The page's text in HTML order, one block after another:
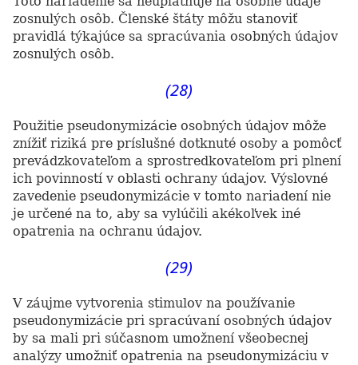
zosnulých osôb. Členské štáty môžu stanoviť
pravidlá týkajúce sa spracúvania osobných údajov
zosnulých osôb.
(28)
Použitie pseudonymizácie osobných údajov môže
znížiť riziká pre príslušné dotknuté osoby a pomôcť
prevádzkovateľom a sprostredkovateľom pri plnení
ich povinností v oblasti ochrany údajov. Výslovné
zavedenie pseudonymizácie v tomto nariadení nie
je určené na to, aby sa vylúčili akékoľvek iné
opatrenia na ochranu údajov.
(29)
V záujme vytvorenia stimulov na používanie
pseudonymizácie pri spracúvaní osobných údajov
by sa mali pri súčasnom umožnení všeobecnej
analýzy umožniť opatrenia na pseudonymizáciu v